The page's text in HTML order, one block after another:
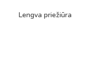
Lengva priežiūra